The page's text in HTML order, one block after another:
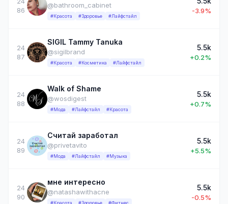
86
@bathroom_cabinet
#Красота #Здоровье #Лайфстайл
-3.9%
24
87
SIGIL Tammy Tanuka
@sigilbrand
#Красота #Косметика #Лайфстайл
5.5k
+0.2%
24
88
Walk of Shame
@wosdigest
#Мода #Лайфстайл #Красота
5.5k
+0.7%
24
89
Считай заработал
@privetavito
#Мода #Лайфстайл #Музыка
5.5k
+5.5%
24
90
мне интересно
@natashawithacne
#Красота #Здоровье #Фитнес
5.5k
-0.5%